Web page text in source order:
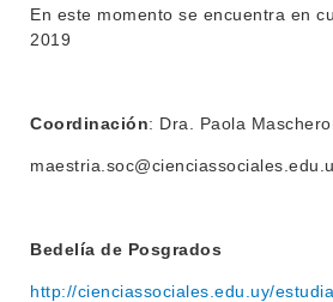
SERVICIOS
MOVILIDAD ACADÉMICA
En este momento se encuentra en
2019
Coordinación: Dra. Paola
Bedelía de Posgrados
http://cienciassociales.edu.uy/